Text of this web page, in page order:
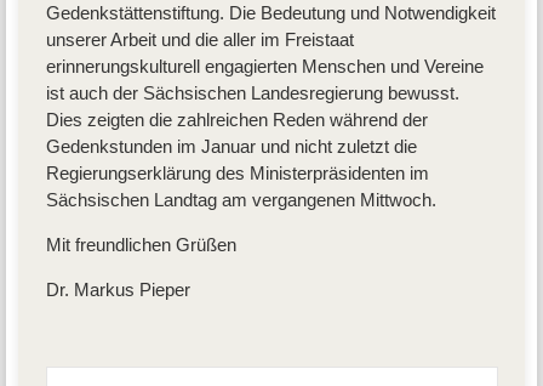
Gedenkstättenstiftung. Die Bedeutung und Notwendigkeit
unserer Arbeit und die aller im Freistaat
erinnerungskulturell engagierten Menschen und Vereine
ist auch der Sächsischen Landesregierung bewusst.
Dies zeigten die zahlreichen Reden während der
Gedenkstunden im Januar und nicht zuletzt die
Regierungserklärung des Ministerpräsidenten im
Sächsischen Landtag am vergangenen Mittwoch.
Mit freundlichen Grüßen
Dr. Markus Pieper